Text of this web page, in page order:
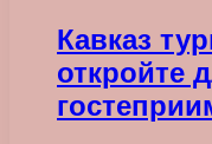
Кавказ
откройте